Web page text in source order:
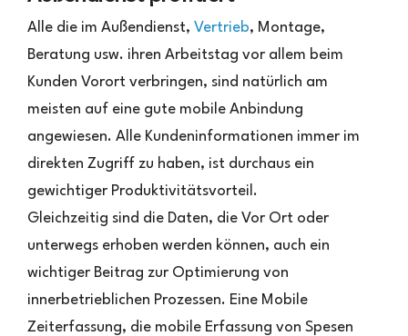
Alle die im Außendienst, Vertrieb, Montage,
Beratung usw. ihren Arbeitstag vor allem beim
Kunden Vorort verbringen, sind natürlich am
meisten auf eine gute mobile Anbindung
angewiesen. Alle Kundeninformationen immer im
direkten Zugriff zu haben, ist durchaus ein
gewichtiger Produktivitätsvorteil.
Gleichzeitig sind die Daten, die Vor Ort oder
unterwegs erhoben werden können, auch ein
wichtiger Beitrag zur Optimierung von
innerbetrieblichen Prozessen. Eine Mobile
Zeiterfassung, die mobile Erfassung von Spesen